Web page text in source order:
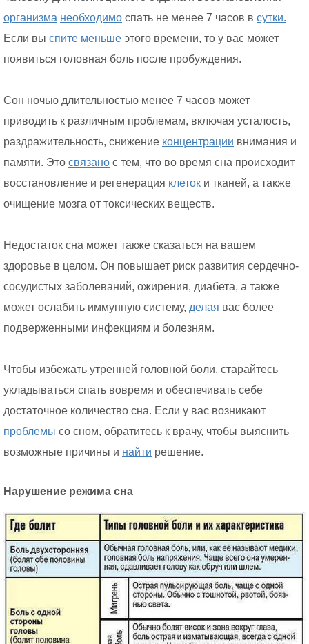
организма необходимо спать не менее 7 часов в сутки.
Если вы спите меньше этого времени, то у вас может
появиться головная боль после пробуждения.
Сон ночью длительностью менее 7 часов может
приводить к различным проблемам, включая усталость,
раздражительность, снижение концентрации внимания и
памяти. Это связано с тем, что во время сна происходит
восстановление и регенерация клеток и тканей, а также
очищение мозга от токсических веществ.
Недостаток сна может также сказаться на вашем
здоровье в целом. Он повышает риск развития сердечно-
сосудистых заболеваний, ожирения, диабета, а также
может ослабить иммунную систему, делая вас более
подверженными инфекциям и болезням.
Чтобы избежать утренней головной боли, старайтесь
укладываться спать вовремя и обеспечивать себе
достаточное количество сна. Если у вас возникают
проблемы со сном, обратитесь к врачу, чтобы выяснить
возможные причины и найти решение.
Нарушение режима сна